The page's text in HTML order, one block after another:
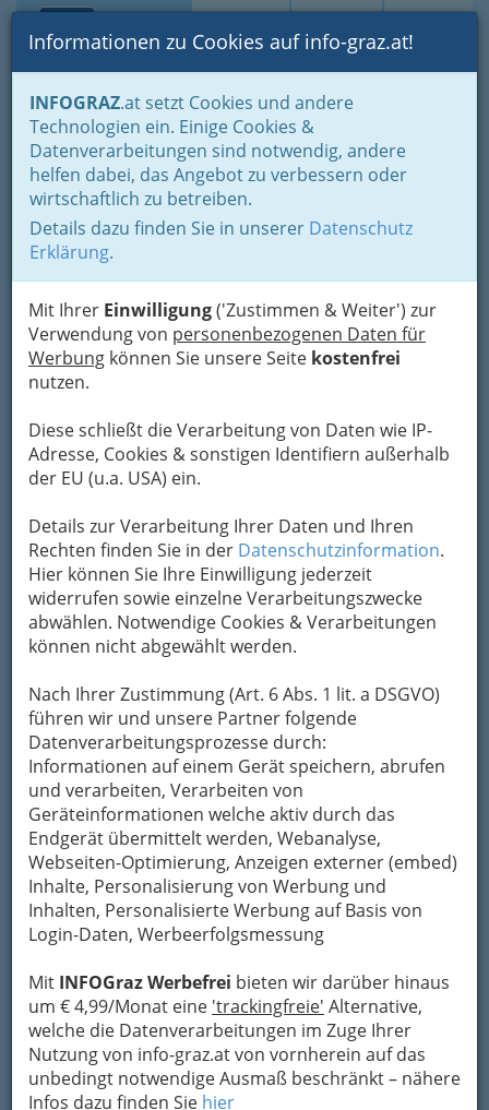
Suche Login Toggle
Informationen zu Cookies auf info-graz.at!
INFOGRAZ.at setzt Cookies und andere
Technologien ein. Einige Cookies &
Datenverarbeitungen sind notwendig, andere
helfen dabei, das Angebot zu verbessern oder
wirtschaftlich zu betreiben.
Details dazu finden Sie in unserer Datenschutz
Erklärung.
Mit Ihrer Einwilligung('Zustimmen & Weiter') zur
Verwendung von personenbezogenen Daten für
Werbung können Sie unsere Seite kostenfrei
nutzen.
Diese schließt die Verarbeitung von Daten wie IP-
Adresse, Cookies & sonstigen Identifiern außerhalb
der EU (u.a. USA) ein.
Details zur Verarbeitung Ihrer Daten und Ihren
Rechten finden Sie in der Datenschutzinformation.
Hier können Sie Ihre Einwilligung jederzeit
widerrufen sowie einzelne Verarbeitungszwecke
abwählen. Notwendige Cookies & Verarbeitungen
können nicht abgewählt werden.
Nach Ihrer Zustimmung (Art. 6 Abs. 1 lit. a DSGVO)
führen wir und unsere Partner folgende
Datenverarbeitungsprozesse durch:
Informationen auf einem Gerät speichern, abrufen
und verarbeiten, Verarbeiten von
Geräteinformationen welche aktiv durch das
Endgerät übermittelt werden, Webanalyse,
Webseiten-Optimierung, Anzeigen externer (embed)
Inhalte, Personalisierung von Werbung und
Inhalten, Personalisierte Werbung auf Basis von
Login-Daten, Werbeerfolgsmessung
Mit INFOGraz Werbefrei bieten wir darüber hinaus
um € 4,99/Monat eine 'trackingfreie' Alternative,
welche die Datenverarbeitungen im Zuge Ihrer
Nutzung von info-graz.at von vornherein auf das
unbedingt notwendige Ausmaß beschränkt – nähere
Infos dazu finden Sie hier
Home Branchen
Gerhard Franz Prix
Weinitzenstraße 32, 8045 Graz-Andritz
+43 316 692 512 - 0
+43 316 692 512 - 4
Karte
Die wichtigsten Kategorien
Handel
Gutschein-Welt: von myToys
bis H&M, C&A u.v.m.